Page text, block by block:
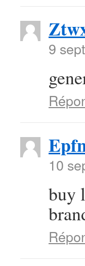
9
10
buy